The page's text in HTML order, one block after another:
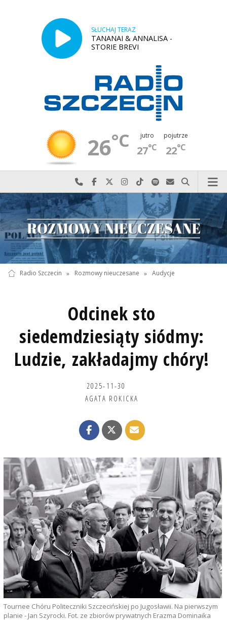
SŁUCHAJ TERAZ
TANANAI & ANNALISA -
STORIE BREVI
26°C jutro
27°C
pojutrze
22°C
Najlepiej po prostu do nas zadzwoń
Odwiedź nas na Facebook-u
Odwiedź nas na X
Odwiedź nas na Instagram-ie
Odwiedź nas na TikTok-u
Szukaj nas na Spotify
Wyślij do nas
Szukaj
Radio Szczecin » Rozmowy nieuczesane » Audycje
Odcinek sto
siedemdziesiąty siódmy:
Ludzie, zakładajmy chóry!
2025-11-30
AGATA ROKICKA
Tournee Chóru Politeczniki Szczecińskiej po Jugosławii. Na pierwszym
planie - Jan Szyrocki. Fot. ze zbiorów prywatnych Erazma Dominaika